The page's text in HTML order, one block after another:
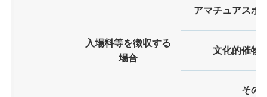
入場料等を徴収する
場合
アマチュアスポ
文化的催物
その